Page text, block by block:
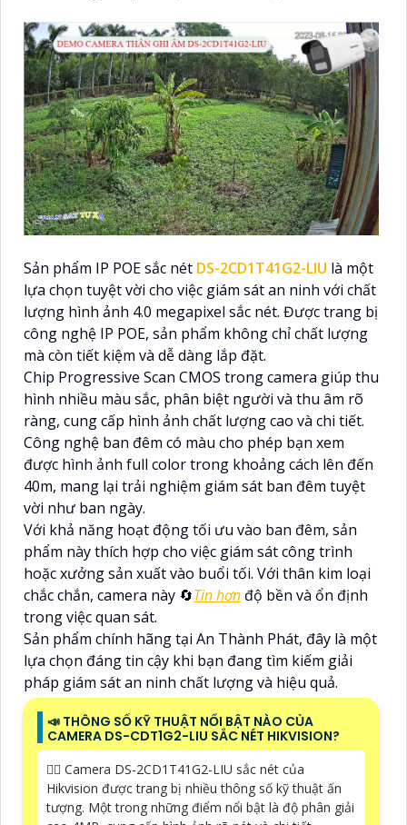
Sản phẩm IP POE sắc nét DS-2CD1T41G2-LIU là một
lựa chọn tuyệt vời cho việc giám sát an ninh với chất
lượng hình ảnh 4.0 megapixel sắc nét. Được trang bị
công nghệ IP POE, sản phẩm không chỉ chất lượng
mà còn tiết kiệm và dễ dàng lắp đặt.
Chip Progressive Scan CMOS trong camera giúp thu
hình nhiều màu sắc, phân biệt người và thu âm rõ
ràng, cung cấp hình ảnh chất lượng cao và chi tiết.
Công nghệ ban đêm có màu cho phép bạn xem
được hình ảnh full color trong khoảng cách lên đến
40m, mang lại trải nghiệm giám sát ban đêm tuyệt
vời như ban ngày.
Với khả năng hoạt động tối ưu vào ban đêm, sản
phẩm này thích hợp cho việc giám sát công trình
hoặc xưởng sản xuất vào buổi tối. Với thân kim loại
chắc chắn, camera này 🔄Tin hơn độ bền và ổn định
trong việc quan sát.
Sản phẩm chính hãng tại An Thành Phát, đây là một
lựa chọn đáng tin cậy khi bạn đang tìm kiếm giải
pháp giám sát an ninh chất lượng và hiệu quả.
📣 THÔNG SỐ KỸ THUẬT NỔI BẬT NÀO CỦA
CAMERA DS-CDT1G2-LIU SẮC NÉT HIKVISION?
🙆‍♀️ Camera DS-2CD1T41G2-LIU sắc nét của
Hikvision được trang bị nhiều thông số kỹ thuật ấn
tượng. Một trong những điểm nổi bật là độ phân giải